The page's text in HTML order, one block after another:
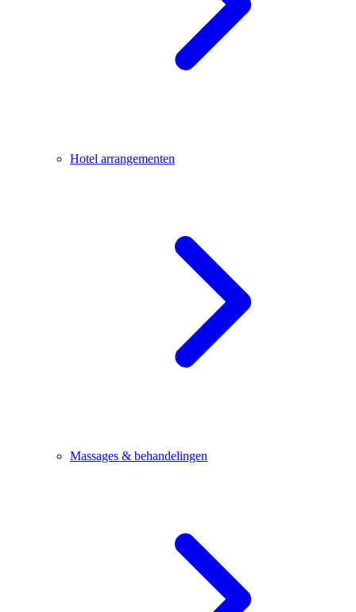
Hotel arrangementen
Massages & behandelingen